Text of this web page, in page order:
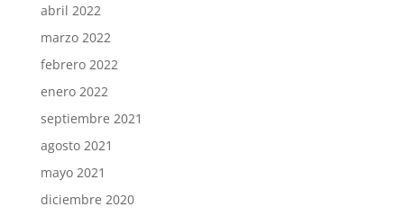
abril 2022
marzo 2022
febrero 2022
enero 2022
septiembre 2021
agosto 2021
mayo 2021
diciembre 2020